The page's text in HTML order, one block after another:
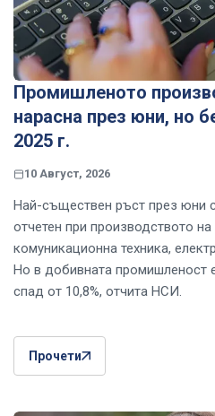
Промишленото
нарасна през юни, но
2025 г.
10 Август, 2026
Най-съществен ръст през юни
отчетен при производството
комуникационна техника,
Но в добивната промишленост
спад от 10,8%, отчита НСИ.
Прочети